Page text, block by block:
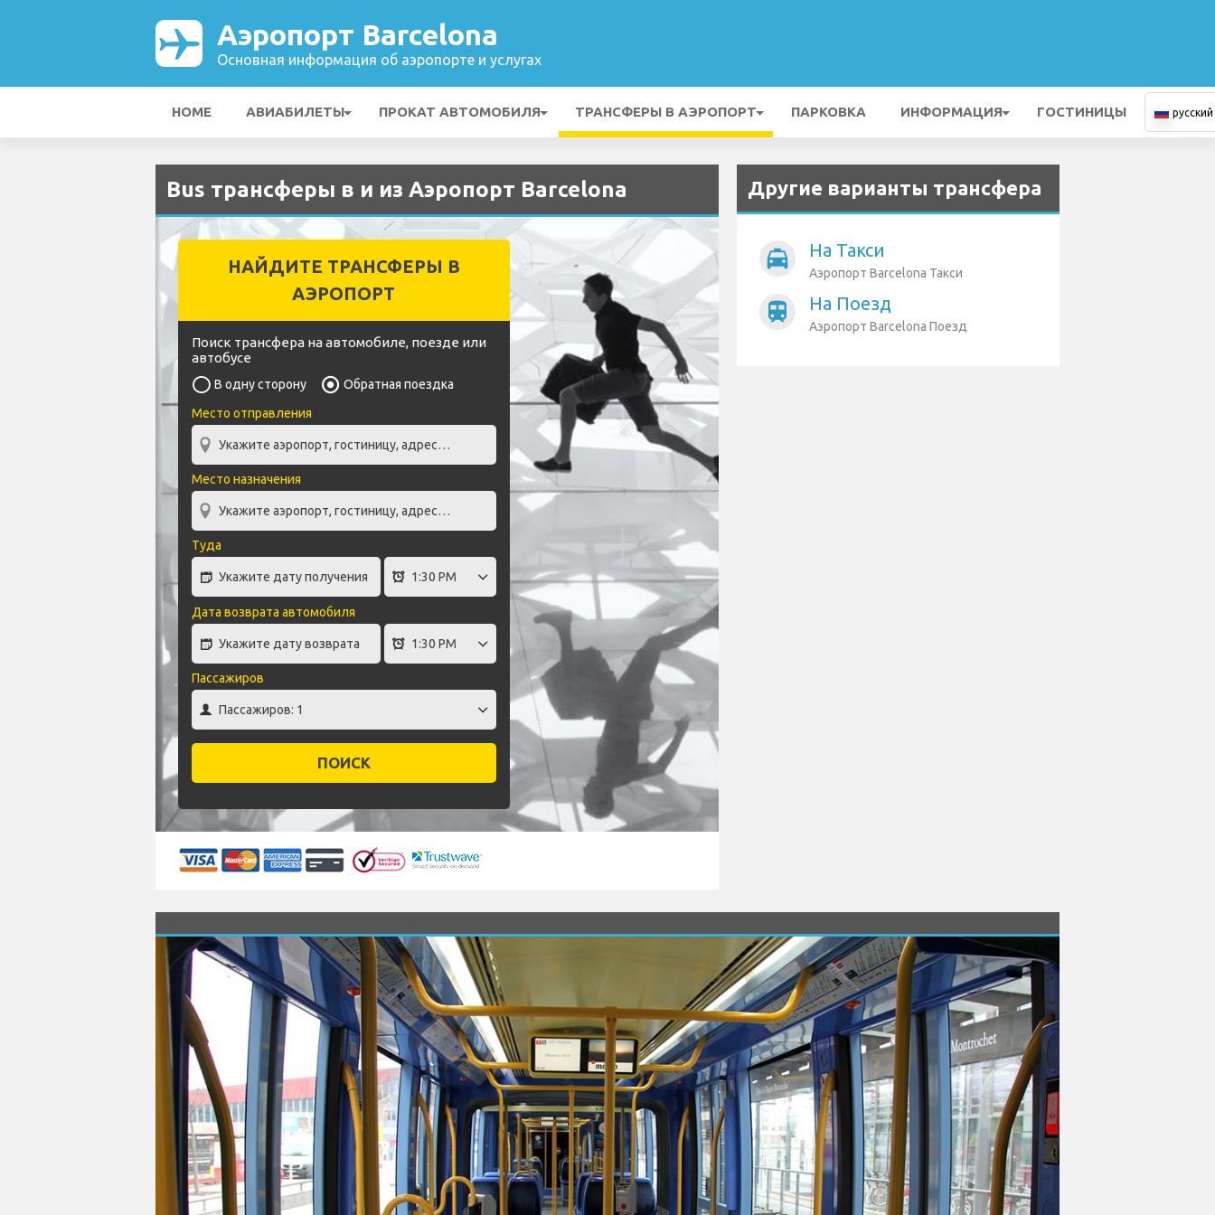
Аэропорт Barcelona
Основная информация об аэропорте и услугах
HOME АВИАБИЛЕТЫ ПРОКАТ АВТОМОБИЛЯ ТРАНСФЕРЫ В АЭРОПОРТ ПАРКОВКА ИНФОРМАЦИЯ ГОСТИНИЦЫ русский
Bus трансферы в и из Аэропорт Barcelona
НАЙДИТЕ ТРАНСФЕРЫ В
АЭРОПОРТ
Поиск трансфера на автомобиле, поезде или
автобусе
В одну сторону
Обратная поездка
Место отправления
Место назначения
Туда
Дата возврата автомобиля
Пассажиров
ПОИСК
Другие варианты трансфера
local_taxi На Такси
Аэропорт Barcelona Такси
train На Поезд
Аэропорт Barcelona Поезд